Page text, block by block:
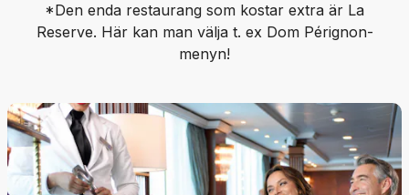
*Den enda restaurang som kostar extra är La
Reserve. Här kan man välja t. ex Dom Pérignon-
menyn!